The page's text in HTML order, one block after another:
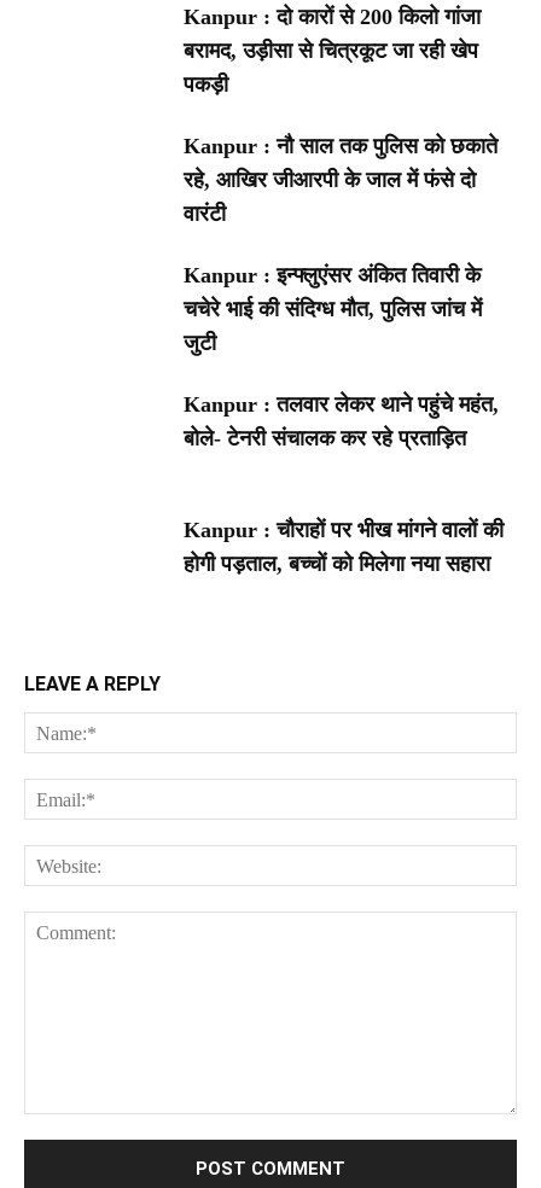
Kanpur : दो कारों से 200 किलो गांजा
बरामद, उड़ीसा से चित्रकूट जा रही खेप
पकड़ी
Kanpur : नौ साल तक पुलिस को छकाते
रहे, आखिर जीआरपी के जाल में फंसे दो
वारंटी
Kanpur : इन्फ्लुएंसर अंकित तिवारी के
चचेरे भाई की संदिग्ध मौत, पुलिस जांच में
जुटी
Kanpur : तलवार लेकर थाने पहुंचे महंत,
बोले- टेनरी संचालक कर रहे प्रताड़ित
Kanpur : चौराहों पर भीख मांगने वालों की
होगी पड़ताल, बच्चों को मिलेगा नया सहारा
LEAVE A REPLY